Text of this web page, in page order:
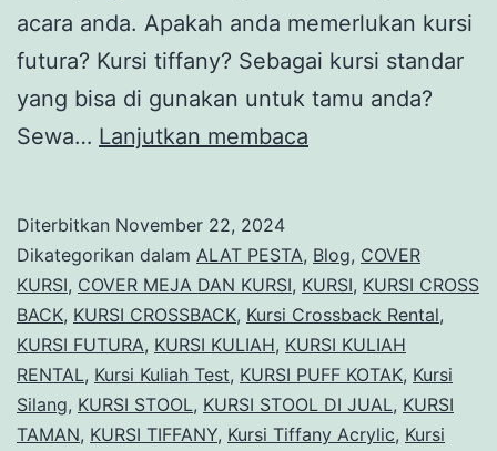
acara anda. Apakah anda memerlukan kursi
futura? Kursi tiffany? Sebagai kursi standar
yang bisa di gunakan untuk tamu anda?
Sewa… Lanjutkan membaca
Event
Lengkap
Standar
Dan
VIP
Area
Diterbitkan November 22, 2024
Dikategorikan dalam ALAT PESTA, Blog, COVER
KURSI, COVER MEJA DAN KURSI, KURSI, KURSI CROSS
BACK, KURSI CROSSBACK, Kursi Crossback Rental,
KURSI FUTURA, KURSI KULIAH, KURSI KULIAH
RENTAL, Kursi Kuliah Test, KURSI PUFF KOTAK, Kursi
Silang, KURSI STOOL, KURSI STOOL DI JUAL, KURSI
TAMAN, KURSI TIFFANY, Kursi Tiffany Acrylic, Kursi